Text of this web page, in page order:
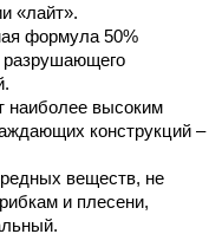
«лайт».
формула 50%
разрушающего
наиболее высоким
конструкций –
веществ, не
и плесени,